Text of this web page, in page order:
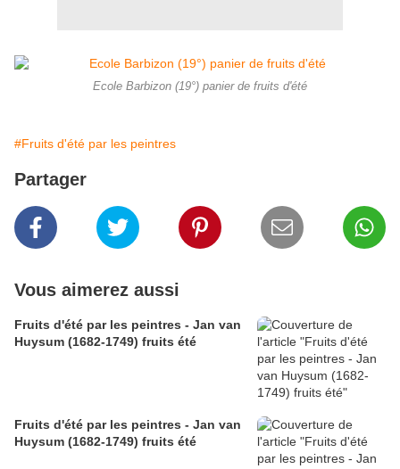
Ecole Barbizon (19°) panier de fruits d'été
#Fruits d'été par les peintres
Partager
Vous aimerez aussi
Fruits d'été par les peintres - Jan van
Huysum (1682-1749) fruits été
Fruits d'été par les peintres - Jan van
Huysum (1682-1749) fruits été